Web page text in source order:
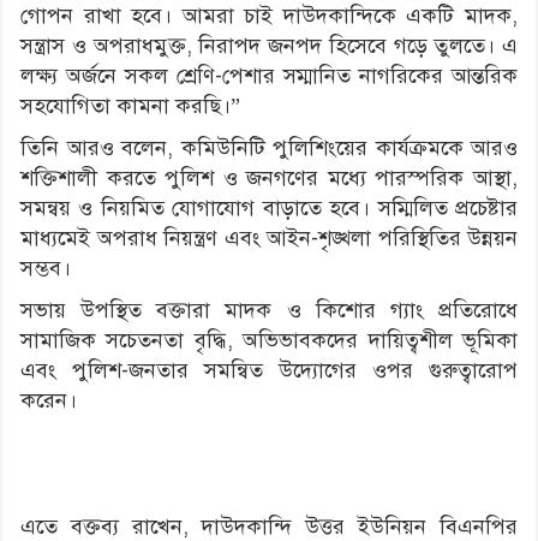
গোপন রাখা হবে। আমরা চাই দাউদকান্দিকে একটি মাদক,
সন্ত্রাস ও অপরাধমুক্ত, নিরাপদ জনপদ হিসেবে গড়ে তুলতে। এ
লক্ষ্য অর্জনে সকল শ্রেণি-পেশার সম্মানিত নাগরিকের আন্তরিক
সহযোগিতা কামনা করছি।”
তিনি আরও বলেন, কমিউনিটি পুলিশিংয়ের কার্যক্রমকে আরও
শক্তিশালী করতে পুলিশ ও জনগণের মধ্যে পারস্পরিক আস্থা,
সমন্বয় ও নিয়মিত যোগাযোগ বাড়াতে হবে। সম্মিলিত প্রচেষ্টার
মাধ্যমেই অপরাধ নিয়ন্ত্রণ এবং আইন-শৃঙ্খলা পরিস্থিতির উন্নয়ন
সম্ভব।
সভায় উপস্থিত বক্তারা মাদক ও কিশোর গ্যাং প্রতিরোধে
সামাজিক সচেতনতা বৃদ্ধি, অভিভাবকদের দায়িত্বশীল ভূমিকা
এবং পুলিশ-জনতার সমন্বিত উদ্যোগের ওপর গুরুত্বারোপ
করেন।
এতে বক্তব্য রাখেন, দাউদকান্দি উত্তর ইউনিয়ন বিএনপির